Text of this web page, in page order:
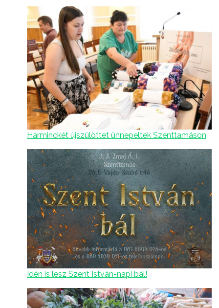
Harminckét újszülöttet ünnepeltek Szenttamáson
Idén is lesz Szent István-napi bál!